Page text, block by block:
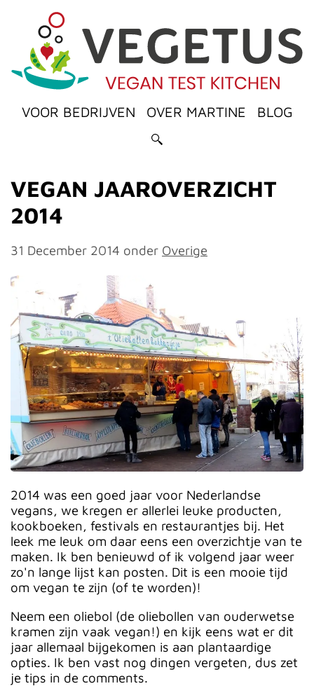
VOOR BEDRIJVEN OVER MARTINE BLOG
VEGAN JAAROVERZICHT
2014
31 December 2014 onder Overige
2014 was een goed jaar voor Nederlandse
vegans, we kregen er allerlei leuke producten,
kookboeken, festivals en restaurantjes bij. Het
leek me leuk om daar eens een overzichtje van te
maken. Ik ben benieuwd of ik volgend jaar weer
zo'n lange lijst kan posten. Dit is een mooie tijd
om vegan te zijn (of te worden)!
Neem een oliebol (de oliebollen van ouderwetse
kramen zijn vaak vegan!) en kijk eens wat er dit
jaar allemaal bijgekomen is aan plantaardige
opties. Ik ben vast nog dingen vergeten, dus zet
je tips in de comments.